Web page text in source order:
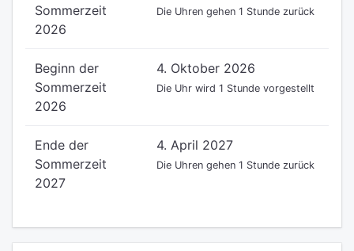
Sommerzeit
2026
Die Uhren gehen 1 Stunde zurück
Beginn der
Sommerzeit
2026
4. Oktober 2026
Die Uhr wird 1 Stunde vorgestellt
Ende der
Sommerzeit
2027
4. April 2027
Die Uhren gehen 1 Stunde zurück